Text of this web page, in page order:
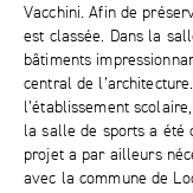
Vacchini. Afin de
est classée. Dans la
bâtiments
central de
l’établissement
la salle de sports a été
projet a par ailleurs
avec la commune de